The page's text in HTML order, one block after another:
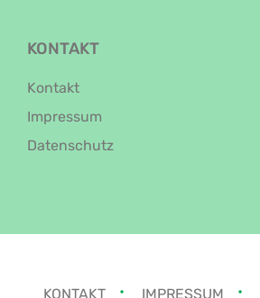
KONTAKT
Kontakt
Impressum
Datenschutz
KONTAKT IMPRESSUM